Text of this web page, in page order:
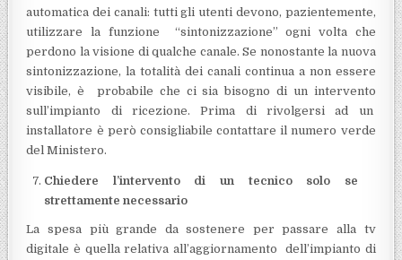
automatica dei canali: tutti gli utenti devono, pazientemente,
utilizzare la funzione “sintonizzazione” ogni volta che
perdono la visione di qualche canale. Se nonostante la nuova
sintonizzazione, la totalità dei canali continua a non essere
visibile, è probabile che ci sia bisogno di un intervento
sull’impianto di ricezione. Prima di rivolgersi ad un
installatore è però consigliabile contattare il numero verde
del Ministero.
Chiedere l’intervento di un tecnico solo se
strettamente necessario
La spesa più grande da sostenere per passare alla tv
digitale è quella relativa all’aggiornamento dell’impianto di